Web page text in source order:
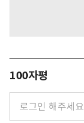
100자평